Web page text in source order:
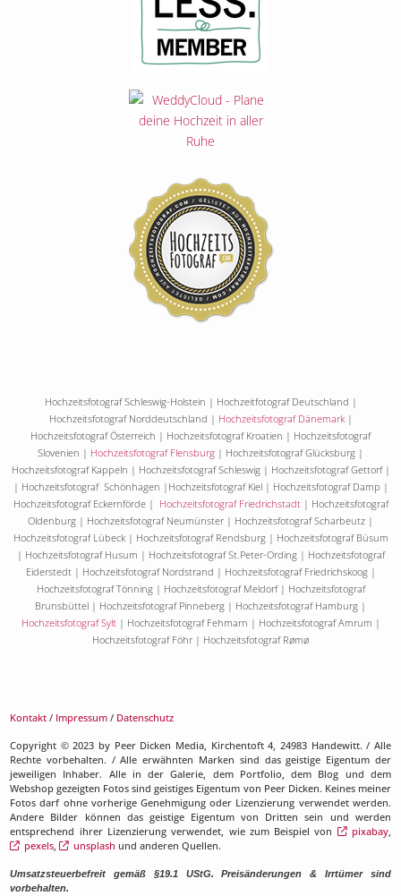
Hochzeitsfotograf Schleswig-Holstein | Hochzeitfotograf Deutschland |
Hochzeitsfotograf Norddeutschland | Hochzeitsfotograf Dänemark|
Hochzeitsfotograf Österreich | Hochzeitsfotograf Kroatien | Hochzeitsfotograf
Slovenien | Hochzeitsfotograf Flensburg | Hochzeitsfotograf Glücksburg |
Hochzeitsfotograf Kappeln | Hochzeitsfotograf Schleswig | Hochzeitsfotograf Gettorf |
| Hochzeitsfotograf Schönhagen |Hochzeitsfotograf Kiel | Hochzeitsfotograf Damp |
Hochzeitsfotograf Eckernförde | Hochzeitsfotograf Friedrichstadt| Hochzeitsfotograf
Oldenburg | Hochzeitsfotograf Neumünster | Hochzeitsfotograf Scharbeutz |
Hochzeitsfotograf Lübeck | Hochzeitsfotograf Rendsburg | Hochzeitsfotograf Büsum
| Hochzeitsfotograf Husum | Hochzeitsfotograf St.Peter-Ording | Hochzeitsfotograf
Eiderstedt | Hochzeitsfotograf Nordstrand | Hochzeitsfotograf Friedrichskoog |
Hochzeitsfotograf Tönning | Hochzeitsfotograf Meldorf | Hochzeitsfotograf
Brunsbüttel | Hochzeitsfotograf Pinneberg | Hochzeitsfotograf Hamburg |
Hochzeitsfotograf Sylt| Hochzeitsfotograf Fehmarn | Hochzeitsfotograf Amrum |
Hochzeitsfotograf Föhr | Hochzeitsfotograf Rømø
Kontakt / Impressum / Datenschutz
Copyright © 2023 by Peer Dicken Media, Kirchentoft 4, 24983 Handewitt. / Alle
Rechte vorbehalten. / Alle erwähnten Marken sind das geistige Eigentum der
jeweiligen Inhaber. Alle in der Galerie, dem Portfolio, dem Blog und dem
Webshop gezeigten Fotos sind geistiges Eigentum von Peer Dicken. Keines meiner
Fotos darf ohne vorherige Genehmigung oder Lizenzierung verwendet werden.
Andere Bilder können das geistige Eigentum von Dritten sein und werden
entsprechend ihrer Lizenzierung verwendet, wie zum Beispiel von
pixabay,
pexels, unsplash und anderen Quellen.
Umsatzsteuerbefreit gemäß §19.1 UStG. Preisänderungen & Irrtümer sind
vorbehalten.